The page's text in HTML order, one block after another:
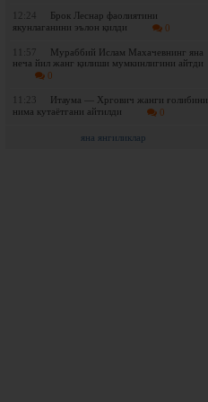
12:24
Брок Леснар фаолиятини
якунлаганини эълон қилди
0
11:57
Мураббий Ислам Махачевнинг яна
неча йил жанг қилиши мумкинлигини айтди
0
11:23
Итаума — Хргович жанги ғолибини
нима кутаётгани айтилди
0
яна янгиликлар